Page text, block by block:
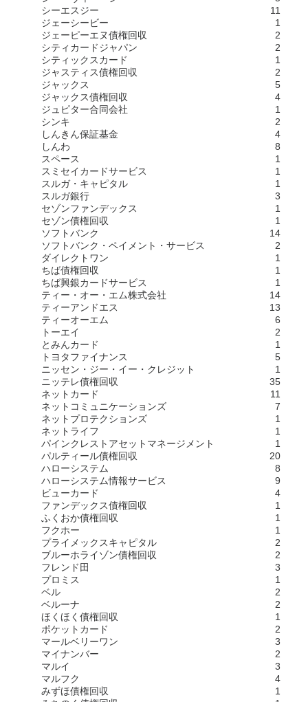
シーエスジー
11
ジェーシービー
1
ジェーピーエヌ債権回収
2
シティカードジャパン
2
シティックスカード
1
ジャスティス債権回収
2
ジャックス
5
ジャックス債権回収
4
ジュピター合同会社
1
シンキ
2
しんきん保証基金
4
しんわ
8
スペース
1
スミセイカードサービス
1
スルガ・キャピタル
1
スルガ銀行
3
セゾンファンデックス
1
セゾン債権回収
1
ソフトバンク
14
ソフトバンク・ペイメント・サービス
2
ダイレクトワン
1
ちば債権回収
1
ちば興銀カードサービス
1
ティー・オー・エム株式会社
14
ティーアンドエス
13
ティーオーエム
6
トーエイ
2
とみんカード
1
トヨタファイナンス
5
ニッセン・ジー・イー・クレジット
1
ニッテレ債権回収
35
ネットカード
11
ネットコミュニケーションズ
7
ネットプロテクションズ
1
ネットライフ
1
パインクレストアセットマネージメント
1
パルティール債権回収
20
ハローシステム
8
ハローシステム情報サービス
9
ビューカード
4
ファンデックス債権回収
1
ふくおか債権回収
1
フクホー
1
プライメックスキャピタル
2
ブルーホライゾン債権回収
2
フレンド田
3
プロミス
1
ベル
2
ベルーナ
2
ほくほく債権回収
1
ポケットカード
2
マールベリーワン
3
マイナンバー
2
マルイ
3
マルフク
4
みずほ債権回収
1